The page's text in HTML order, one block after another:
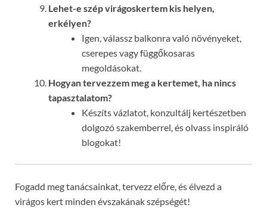
Lehet-e szép virágoskertem kis helyen,
erkélyen?
Igen, válassz balkonra való növényeket,
cserepes vagy függőkosaras
megoldásokat.
Hogyan tervezzem meg a kertemet, ha nincs
tapasztalatom?
Készíts vázlatot, konzultálj kertészetben
dolgozó szakemberrel, és olvass inspiráló
blogokat!
Fogadd meg tanácsainkat, tervezz előre, és élvezd a
virágos kert minden évszakának szépségét!